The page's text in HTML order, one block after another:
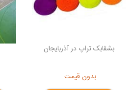
بشقابک تراپ در آذربایجان
بدون قیمت